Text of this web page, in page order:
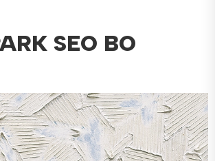
SEO BO